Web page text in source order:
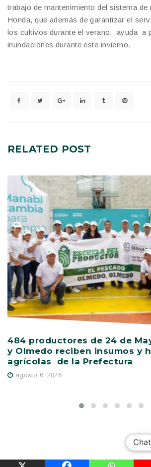
trabajo de mantenimiento del sistema de
Honda, que además de garantizar el
los cultivos durante el verano, ayuda a
inundaciones durante este invierno.
RELATED POST
484 productores de 24 de
y Olmedo reciben insumos y
agrícolas de la Prefectura
agosto 6, 2026